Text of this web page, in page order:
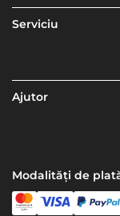
Serviciu
Ajutor
Modalități de